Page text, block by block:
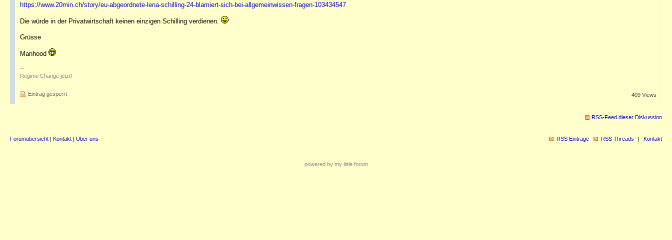
https://www.20min.ch/story/eu-abgeordnete-lena-schilling-24-blamiert-sich-bei-allgemeinwissen-fragen-103434547
Die würde in der Privatwirtschaft keinen einzigen Schilling verdienen.
Grüsse
Manhood
--
Regime Change jetzt!
Eintrag gesperrt 409 Views
RSS-Feed dieser Diskussion
Forumübersicht Kontakt Über uns RSS Einträge RSS Threads Kontakt
powered by my little forum